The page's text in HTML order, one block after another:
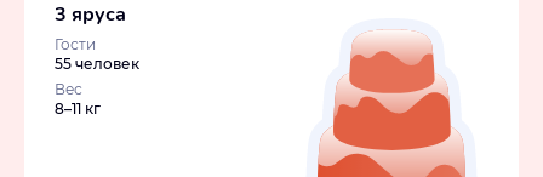
3 яруса
Гости
55 человек
Вес
8–11 кг